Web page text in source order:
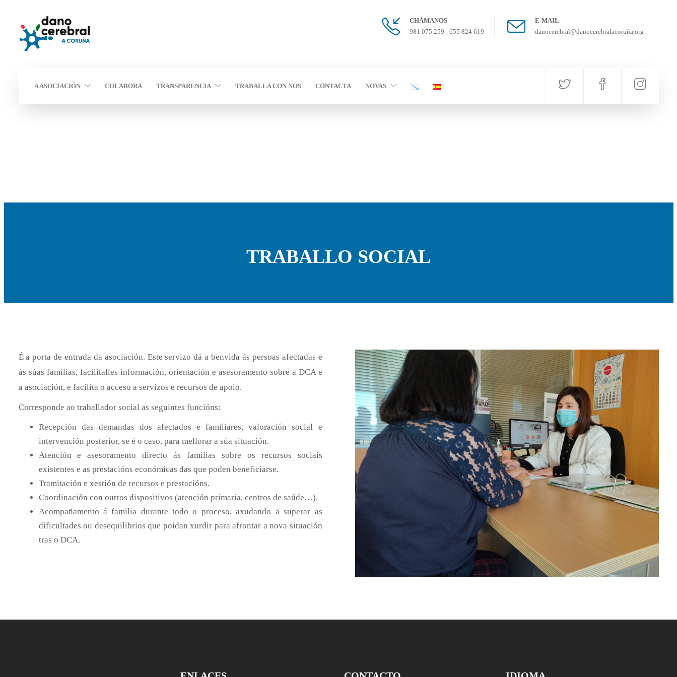
CHÁMANOS
981 075 259 - 655 824 619
E-MAIL
danocerebral@danocerebralacoruña.org
A ASOCIACIÓN COLABORA TRANSPARENCIA TRABALLA CON NOS CONTACTA NOVAS
TRABALLO SOCIAL
É a porta de entrada da asociación. Este servizo dá a benvida ás persoas afectadas e
ás súas familias, facilítalles información, orientación e asesoramento sobre a DCA e
a asociación, e facilita o acceso a servizos e recursos de apoio.
Corresponde ao traballador social as seguintes funcións:
Recepción das demandas dos afectados e familiares, valoración social e
intervención posterior, se é o caso, para mellorar a súa situación.
Atención e asesoramento directo ás familias sobre os recursos sociais
existentes e as prestacións económicas das que poden beneficiarse.
Tramitación e xestión de recursos e prestacións.
Coordinación con outros dispositivos (atención primaria, centros de saúde…).
Acompañamento á familia durante todo o proceso, axudando a superar as
dificultades ou desequilibrios que poidan xurdir para afrontar a nova situación
tras o DCA.